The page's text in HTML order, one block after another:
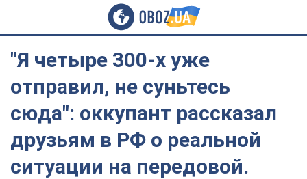
"Я четыре 300-х уже
отправил, не суньтесь
сюда": оккупант рассказал
друзьям в РФ о реальной
ситуации на передовой.